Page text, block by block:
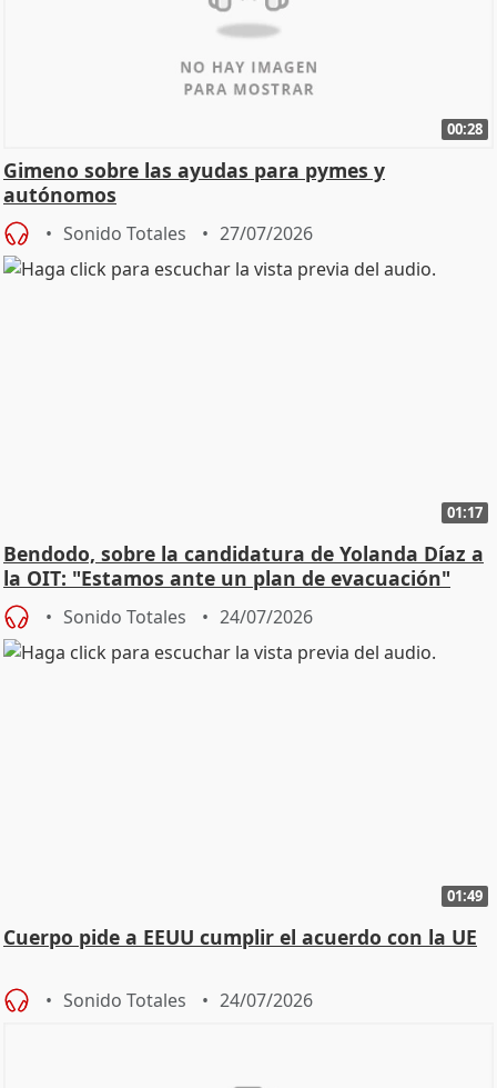
00:28
Gimeno sobre las ayudas para pymes y
autónomos
Sonido Totales 27/07/2026
01:17
Bendodo, sobre la candidatura de Yolanda Díaz a
la OIT: "Estamos ante un plan de evacuación"
Sonido Totales 24/07/2026
01:49
Cuerpo pide a EEUU cumplir el acuerdo con la UE
Sonido Totales 24/07/2026